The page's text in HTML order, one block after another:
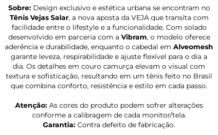
Sobre:Design exclusivo e estética urbana se encontram no
Tênis Vejas Salar, a nova aposta da VEJA que transita com
facilidade entre o lifestyle e a funcionalidade. Com solado
desenvolvido em parceria com a Vibram, o modelo oferece
aderência e durabilidade, enquanto o cabedal em Alveomesh
garante leveza, respirabilidade e ajuste flexível para o dia a
dia. Os detalhes em couro camurça elevam o visual com
textura e sofisticação, resultando em um tênis feito no Brasil
que combina conforto, resistência e estilo em cada passo.
Atenção: As cores do produto podem sofrer alterações
conforme a calibragem de cada monitor/tela.
Garantia: Contra defeito de fabricação.